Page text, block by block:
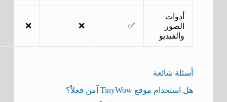
أدوات
الصور
والفيديو
✅
❌
❌
أسئلة شائعة
هل استخدام موقع TinyWow آمن فعلاً؟